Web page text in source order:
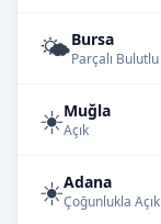
🌤️Bursa
Parçalı Bulutlu
☀️Muğla
Açık
☀️Adana
Çoğunlukla Açık